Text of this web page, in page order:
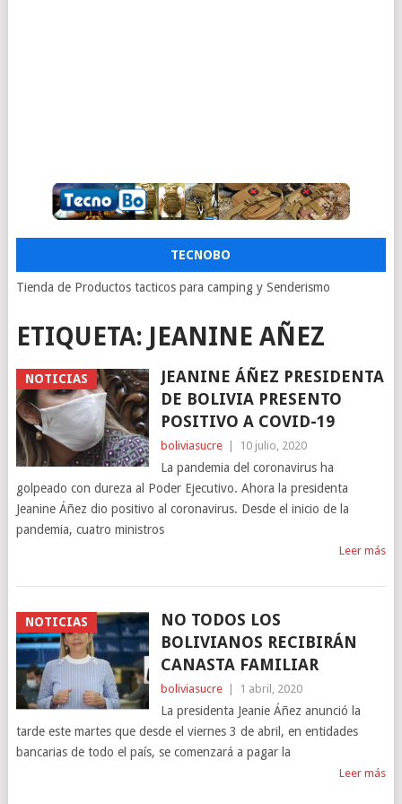
TECNOBO
Tienda de Productos tacticos para camping y Senderismo
ETIQUETA: JEANINE AÑEZ
NOTICIAS
JEANINE ÁÑEZ PRESIDENTA
DE BOLIVIA PRESENTO
POSITIVO A COVID-19
boliviasucre 10 julio, 2020
La pandemia del coronavirus ha
golpeado con dureza al Poder Ejecutivo. Ahora la presidenta
Jeanine Áñez dio positivo al coronavirus. Desde el inicio de la
pandemia, cuatro ministros
Leer más
NOTICIAS
NO TODOS LOS
BOLIVIANOS RECIBIRÁN
CANASTA FAMILIAR
boliviasucre 1 abril, 2020
La presidenta Jeanie Áñez anunció la
tarde este martes que desde el viernes 3 de abril, en entidades
bancarias de todo el país, se comenzará a pagar la
Leer más